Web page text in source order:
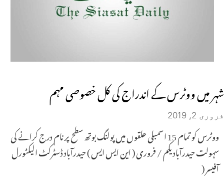
شہر میں ووٹرس کے اندراج کی کل خصوصی مہم
فروری 2, 2019
ووٹرس کو تمام 15 اسمبلی حلقوں میں پولنگ بوتھ سطح پر نام درج کرانے کی
سہولت حیدرآباد یکم / فروری ( این ایس ایس ) حیدرآباد ڈسٹرکٹ الیکٹورل
آفیسر (